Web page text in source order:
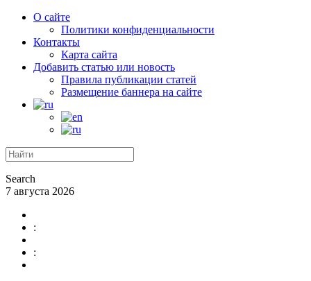
О сайте
Политики конфиденциальности
Контакты
Карта сайта
Добавить статью или новость
Правила публикации статей
Размещение баннера на сайте
Search
7 августа 2026
:
: